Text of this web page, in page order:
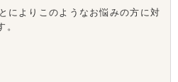
によりこのようなお悩みの方に対
。